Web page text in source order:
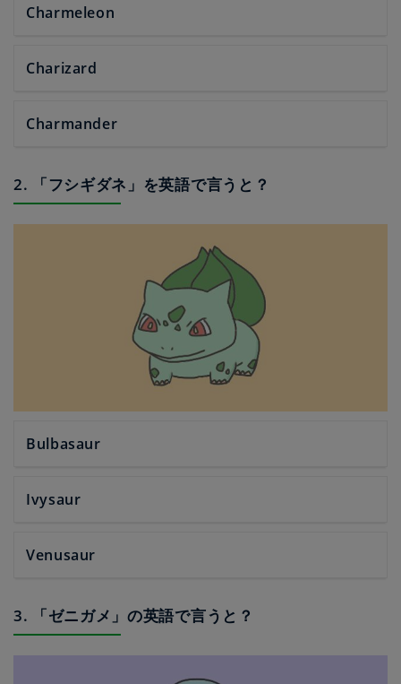
Charmeleon
Charizard
Charmander
2. 「フシギダネ」を英語で言うと？
Bulbasaur
Ivysaur
Venusaur
3. 「ゼニガメ」の英語で言うと？